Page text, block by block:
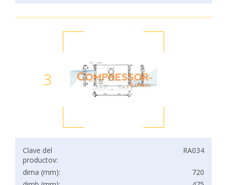
3
Clave del
productov:
RA034
dima (mm):
720